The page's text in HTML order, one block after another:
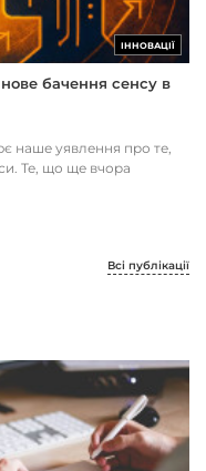
ІННОВАЦІЇ
бачення сенсу в
наше уявлення про те,
Те, що ще вчора
Всі публікації